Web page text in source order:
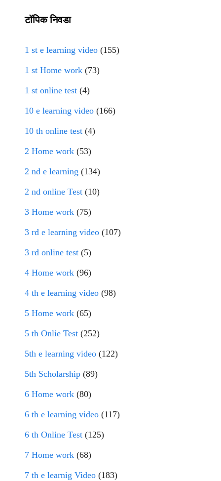
टॉपिक निवडा
1 st e learning video (155)
1 st Home work (73)
1 st online test (4)
10 e learning video (166)
10 th online test (4)
2 Home work (53)
2 nd e learning (134)
2 nd online Test (10)
3 Home work (75)
3 rd e learning video (107)
3 rd online test (5)
4 Home work (96)
4 th e learning video (98)
5 Home work (65)
5 th Onlie Test (252)
5th e learning video (122)
5th Scholarship (89)
6 Home work (80)
6 th e learning video (117)
6 th Online Test (125)
7 Home work (68)
7 th e learnig Video (183)